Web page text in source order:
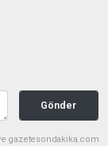
Gönder
gazetesondakika.com